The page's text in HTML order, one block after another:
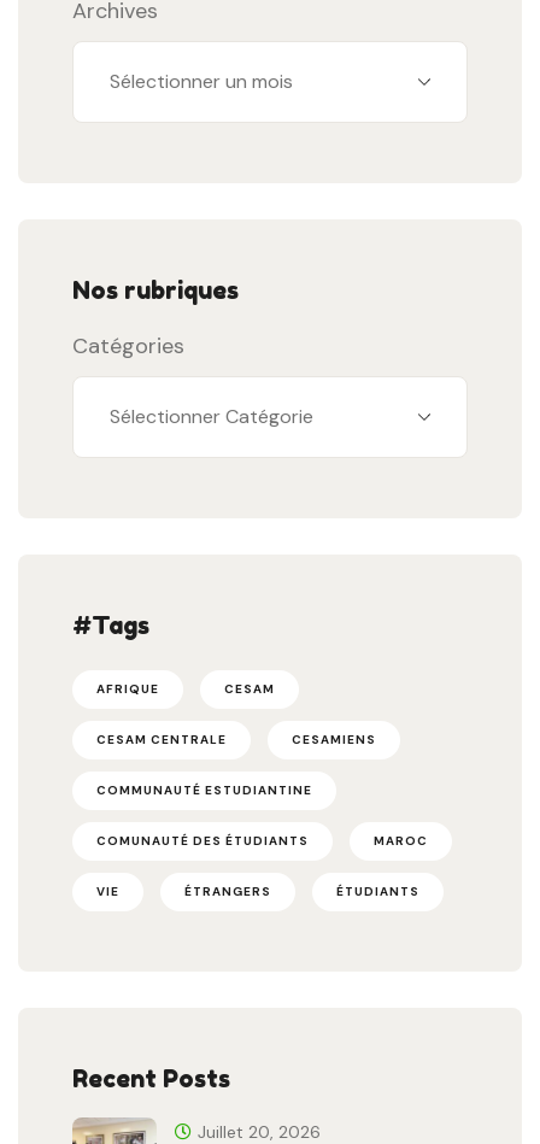
Archives
Nos rubriques
Catégories
#Tags
AFRIQUE CESAM
CESAM CENTRALE CESAMIENS
COMMUNAUTÉ ESTUDIANTINE
COMUNAUTÉ DES ÉTUDIANTS MAROC
VIE ÉTRANGERS ÉTUDIANTS
Recent Posts
Juillet 20, 2026